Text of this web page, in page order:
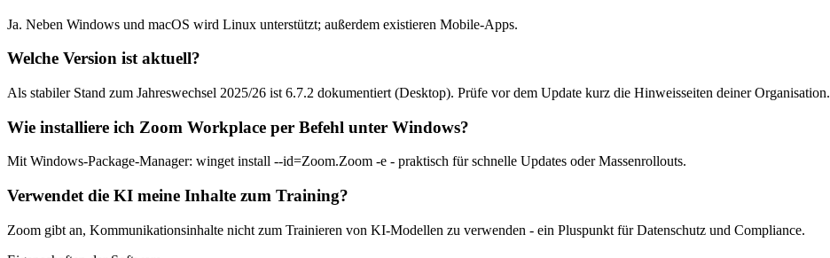
Ja. Neben Windows und macOS wird Linux unterstützt; außerdem existieren Mobile-Apps.
Welche Version ist aktuell?
Als stabiler Stand zum Jahreswechsel 2025/26 ist 6.7.2 dokumentiert (Desktop). Prüfe vor dem Update kurz die Hinweisseiten deiner Organisation.
Wie installiere ich Zoom Workplace per Befehl unter Windows?
Mit Windows-Package-Manager: winget install --id=Zoom.Zoom -e - praktisch für schnelle Updates oder Massenrollouts.
Verwendet die KI meine Inhalte zum Training?
Zoom gibt an, Kommunikationsinhalte nicht zum Trainieren von KI-Modellen zu verwenden - ein Pluspunkt für Datenschutz und Compliance.